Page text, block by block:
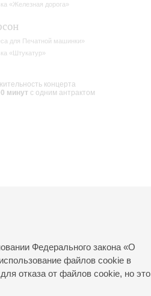
Федерального закона «О
файлов cookie в
отказа от файлов cookie, но это
«Железная дорога»
для Печатной машинки»
«Штукатур»
концерта
минут с одним антрактом